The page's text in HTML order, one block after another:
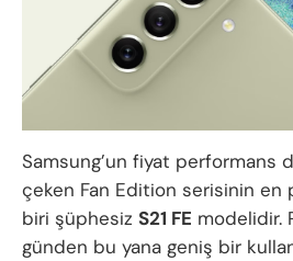
Samsung’un fiyat performans
çeken Fan Edition serisinin en
biri şüphesiz S21 FE modelidir.
günden bu yana geniş bir